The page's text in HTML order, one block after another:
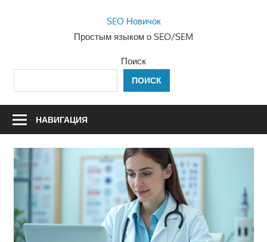
SEO Новичок
Простым языком о SEO/SEM
Поиск
ПОИСК
НАВИГАЦИЯ